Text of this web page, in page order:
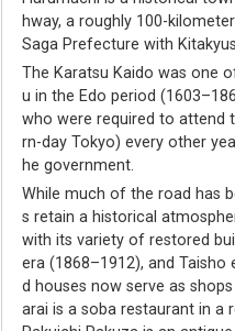
hway, a roughly 100-
Saga Prefecture with
The Karatsu Kaido was one
u in the Edo period
who were required to attend
rn-day Tokyo) every other
he government.
While much of the road has
s retain a historical
with its variety of restored
era (1868–1912), and
d houses now serve as
arai is a soba restaurant in a